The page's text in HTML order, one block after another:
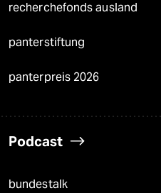
recherchefonds ausland
panterstiftung
panterpreis 2026
Podcast
bundestalk